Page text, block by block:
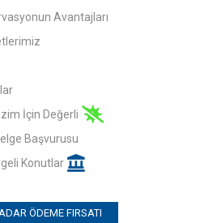
Avantajları
İçin Değerli
Başvurusu
Konutlar
ÖDEME FIRSATI